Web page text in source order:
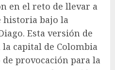
en el reto de llevar a
historia bajo la
Esta versión de
capital de Colombia
provocación para la